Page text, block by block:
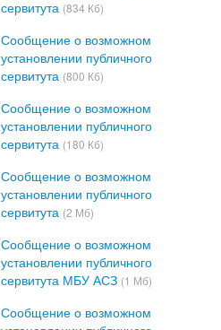
сервитута (834 Кб)
Сообщение о возможном
установлении публичного
сервитута (800 Кб)
Сообщение о возможном
установлении публичного
сервитута (180 Кб)
Сообщение о возможном
установлении публичного
сервитута (2 Мб)
Сообщение о возможном
установлении публичного
сервитута МБУ АСЗ (1 Мб)
Сообщение о возможном